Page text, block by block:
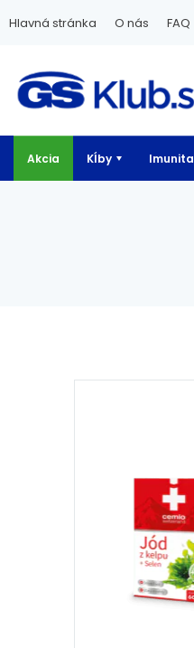
Hlavná stránka O nás FAQ
Akcia Kĺby Imunita